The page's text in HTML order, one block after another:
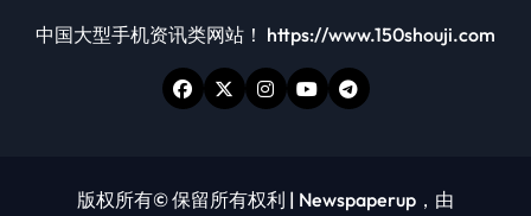
中国大型手机资讯类网站！ https://www.150shouji.com
版权所有© 保留所有权利 | Newspaperup ，由